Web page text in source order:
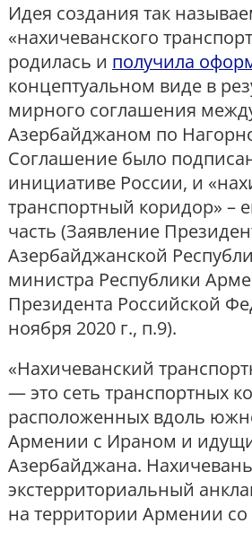
Идея создания так
«нахичеванского
родилась и получила
концептуальном виде в
мирного соглашения
Азербайджаном по
Соглашение было
инициативе России, и
транспортный коридор» –
часть (Заявление
Азербайджанской
министра Республики
Президента Российской
ноября 2020 г., п.9).
«Нахичеванский
— это сеть транспортных
расположенных вдоль
Армении с Ираном и
Азербайджана.
экстерриториальный
на территории Армении